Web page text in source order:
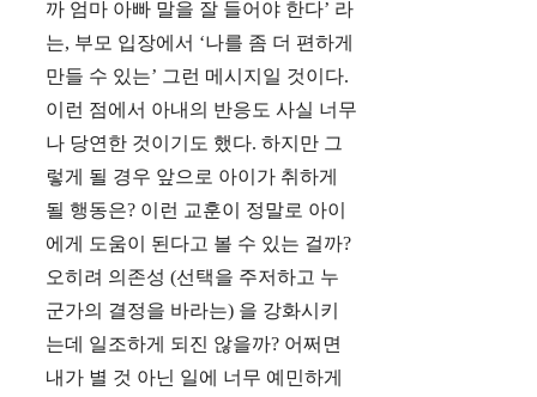
까 엄마 아빠 말을 잘 들어야 한다’ 라
는, 부모 입장에서 ‘나를 좀 더 편하게
만들 수 있는’ 그런 메시지일 것이다.
이런 점에서 아내의 반응도 사실 너무
나 당연한 것이기도 했다. 하지만 그
렇게 될 경우 앞으로 아이가 취하게
될 행동은? 이런 교훈이 정말로 아이
에게 도움이 된다고 볼 수 있는 걸까?
오히려 의존성 (선택을 주저하고 누
군가의 결정을 바라는) 을 강화시키
는데 일조하게 되진 않을까? 어쩌면
내가 별 것 아닌 일에 너무 예민하게